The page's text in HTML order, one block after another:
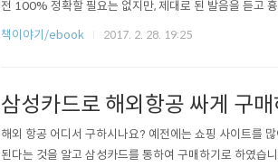
전 100% 정확할 필요는 없지만, 제대로 된 발음을 듣고
둘이 좀 비슷한 내용도 많은데요, 우리는 쉬운 말 조차도
책이야기/ebook 2017. 2. 28. 19:25
삼성카드로 해외항공 싸게 구매
해외 항공 어디서 구하시나요? 예전에는 쇼핑 사이트를
된다는 것을 알고 삼성카드를 통하여 구매하기로 하였습